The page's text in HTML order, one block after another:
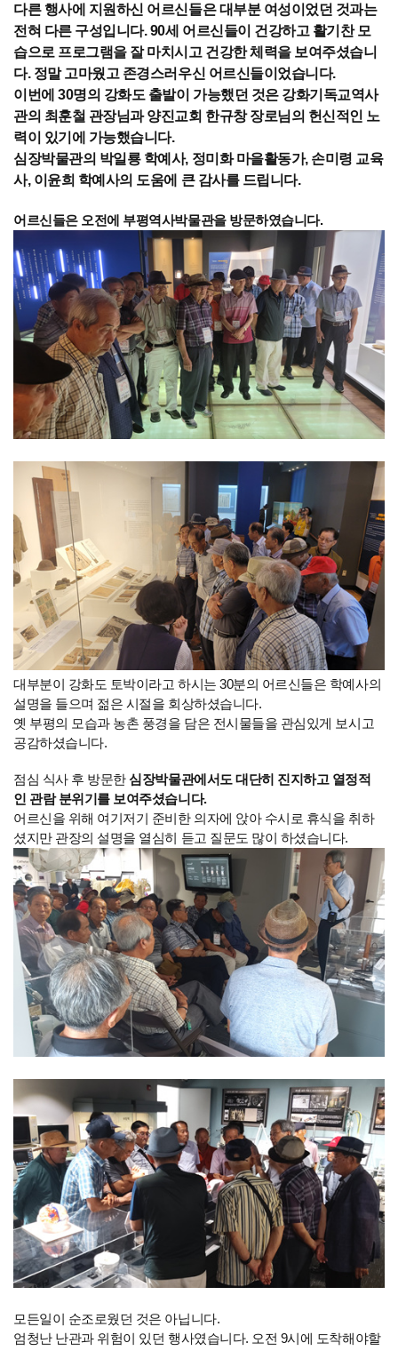
다른 행사에 지원하신 어르신들은 대부분 여성이었던 것과는
전혀 다른 구성입니다. 90세 어르신들이 건강하고 활기찬 모
습으로 프로그램을 잘 마치시고 건강한 체력을 보여주셨습니
다. 정말 고마웠고 존경스러우신 어르신들이었습니다.
이번에 30명의 강화도 출발이 가능했던 것은 강화기독교역사
관의 최훈철 관장님과 양진교회 한규창 장로님의 헌신적인 노
력이 있기에 가능했습니다.
심장박물관의 박일룡 학예사, 정미화 마을활동가, 손미령 교육
사, 이윤희 학예사의 도움에 큰 감사를 드립니다.
어르신들은 오전에 부평역사박물관을 방문하였습니다.
대부분이 강화도 토박이라고 하시는 30분의 어르신들은 학예사의
설명을 들으며 젊은 시절을 회상하셨습니다.
옛 부평의 모습과 농촌 풍경을 담은 전시물들을 관심있게 보시고
공감하셨습니다.
점심 식사 후 방문한 심장박물관에서도 대단히 진지하고 열정적
인 관람 분위기를 보여주셨습니다.
어르신을 위해 여기저기 준비한 의자에 앉아 수시로 휴식을 취하
셨지만 관장의 설명을 열심히 듣고 질문도 많이 하셨습니다.
모든일이 순조로웠던 것은 아닙니다.
엄청난 난관과 위험이 있던 행사였습니다. 오전 9시에 도착해야할